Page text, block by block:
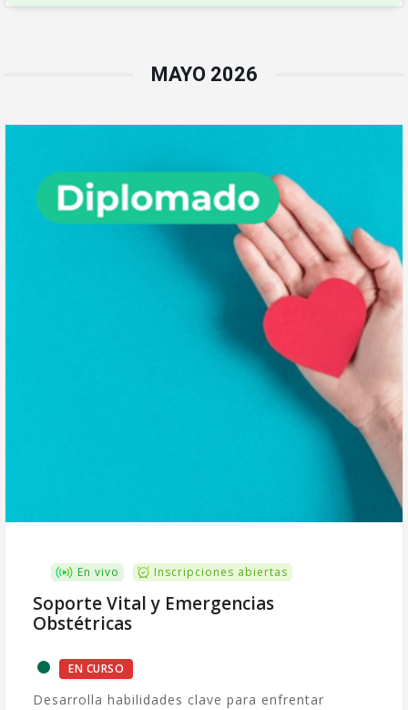
MAYO 2026
En vivo Inscripciones abiertas
Soporte Vital y Emergencias
Obstétricas
EN CURSO
Desarrolla habilidades clave para enfrentar